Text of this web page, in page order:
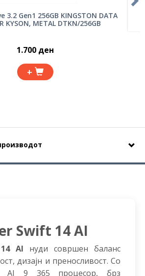
3.2 Gen1 256GB KINGSTON DATA
KYSON, METAL DTKN/256GB
1.700 ден
+
Swift 14 AI
AI нуди совршен баланс
дизајн и преносливост. Со
AI 9 365 процесор, брз